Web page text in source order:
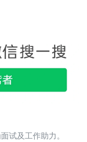
试及工作助力。